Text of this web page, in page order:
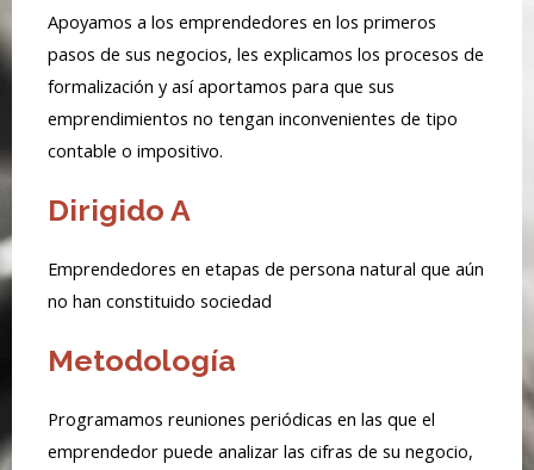
Apoyamos a los emprendedores en los primeros
pasos de sus negocios, les explicamos los procesos de
formalización y así aportamos para que sus
emprendimientos no tengan inconvenientes de tipo
contable o impositivo.
Dirigido A
Emprendedores en etapas de persona natural que aún
no han constituido sociedad
Metodología
Programamos reuniones periódicas en las que el
emprendedor puede analizar las cifras de su negocio,